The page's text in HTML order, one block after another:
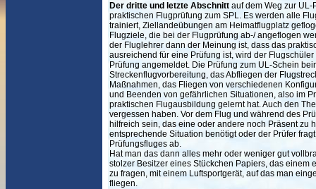
Der dritte und letzte Abschnitt auf dem Weg zur
praktischen Flugprüfung zum SPL. Es werden alle
trainiert, Ziellandeübungen am Heimatflugplatz
Flugziele, die bei der Flugprüfung ab-/ angeflogen
der Fluglehrer dann der Meinung ist, dass das
ausreichend für eine Prüfung ist, wird der
Prüfung angemeldet. Die Prüfung zum UL-Schein
Streckenflugvorbereitung, das Abfliegen der
Maßnahmen, das Fliegen von verschiedenen
und Beenden von gefährlichen Situationen, also im
praktischen Flugausbildung gelernt hat. Auch den
vergessen haben. Vor dem Flug und während des
hilfreich sein, das eine oder andere noch Präsent zu
entsprechende Situation benötigt oder der Prüfer
Prüfungsfluges ab.
Hat man das dann alles mehr oder weniger gut
stolzer Besitzer eines Stückchen Papiers, das einem
zu fragen, mit einem Luftsportgerät, auf das man
fliegen.